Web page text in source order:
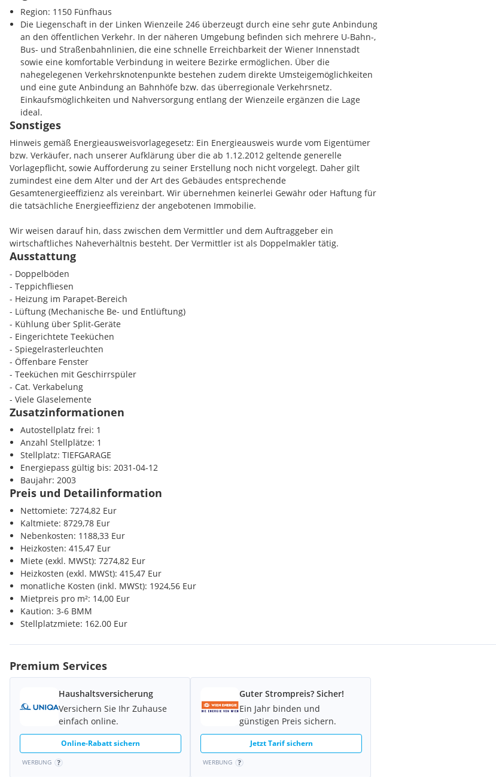
Wiental/Westeinfahrt und die Westautobahn sowie über den Gürtel und die
Grünbergstraße mit Anschluss an die Südost-Tangente und die Südautobahn ist der
Standort rasch und effizient erreichbar.
Zusätzlichen Mehrwert bietet das benachbarte 4-Sterne-Hotel Renaissance Wien mit
Übernachtungsmöglichkeiten und Konferenzräumlichkeiten - ein Vorteil insbesondere für
Kundschaft, Geschäftspartner und Veranstaltungen in Standortnähe.
Die Beheizung erfolgt mittels Gaszentralheizung. Die Betriebskosten betragen insgesamt
netto EUR 1.188,33 (BK EUR 1.110,03, Kälte EUR 78,30), die Heizkosten netto EUR 415,47.
Stellplätze in der Tiefgarage können bei Verfügbarkeit angemietet werden. Die Miete
beträgt netto EUR 135,00 zzgl. 20 % USt. (gesamt EUR 162,00). Die Kaution beläuft sich auf
EUR 490,00. Vereinbart sind ein sechsmonatiger Kündigungsverzicht sowie eine
einmonatige Kündigungsfrist.
Region: 1150 Fünfhaus
Die Liegenschaft in der Linken Wienzeile 246 überzeugt durch eine sehr gute Anbindung
an den öffentlichen Verkehr. In der näheren Umgebung befinden sich mehrere U-Bahn-,
Bus- und Straßenbahnlinien, die eine schnelle Erreichbarkeit der Wiener Innenstadt
sowie eine komfortable Verbindung in weitere Bezirke ermöglichen. Über die
nahegelegenen Verkehrsknotenpunkte bestehen zudem direkte Umsteigemöglichkeiten
und eine gute Anbindung an Bahnhöfe bzw. das überregionale Verkehrsnetz.
Einkaufsmöglichkeiten und Nahversorgung entlang der Wienzeile ergänzen die Lage
ideal.
Sonstiges
Hinweis gemäß Energieausweisvorlagegesetz: Ein Energieausweis wurde vom Eigentümer
bzw. Verkäufer, nach unserer Aufklärung über die ab 1.12.2012 geltende generelle
Vorlagepflicht, sowie Aufforderung zu seiner Erstellung noch nicht vorgelegt. Daher gilt
zumindest eine dem Alter und der Art des Gebäudes entsprechende
Gesamtenergieeffizienz als vereinbart. Wir übernehmen keinerlei Gewähr oder Haftung für
die tatsächliche Energieeffizienz der angebotenen Immobilie.
Wir weisen darauf hin, dass zwischen dem Vermittler und dem Auftraggeber ein
wirtschaftliches Naheverhältnis besteht. Der Vermittler ist als Doppelmakler tätig.
Ausstattung
- Doppelböden
- Teppichfliesen
- Heizung im Parapet-Bereich
- Lüftung (Mechanische Be- und Entlüftung)
- Kühlung über Split-Geräte
- Eingerichtete Teeküchen
- Spiegelrasterleuchten
- Öffenbare Fenster
- Teeküchen mit Geschirrspüler
- Cat. Verkabelung
- Viele Glaselemente
Zusatzinformationen
Autostellplatz frei: 1
Anzahl Stellplätze: 1
Stellplatz: TIEFGARAGE
Energiepass gültig bis: 2031-04-12
Baujahr: 2003
Preis und Detailinformation
Nettomiete: 7274,82 Eur
Kaltmiete: 8729,78 Eur
Nebenkosten: 1188,33 Eur
Heizkosten: 415,47 Eur
Miete (exkl. MWSt): 7274,82 Eur
Heizkosten (exkl. MWSt): 415,47 Eur
monatliche Kosten (inkl. MWSt): 1924,56 Eur
Mietpreis pro m²: 14,00 Eur
Kaution: 3-6 BMM
Stellplatzmiete: 162.00 Eur
Premium Services
Haushaltsversicherung
Versichern Sie Ihr Zuhause
einfach online.
Online-Rabatt sichern
WERBUNG
Guter Strompreis? Sicher!
Ein Jahr binden und
günstigen Preis sichern.
Jetzt Tarif sichern
WERBUNG